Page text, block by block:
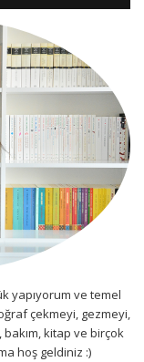
yapıyorum ve temel
çekmeyi, gezmeyi,
bakım, kitap ve birçok
hoş geldiniz :)